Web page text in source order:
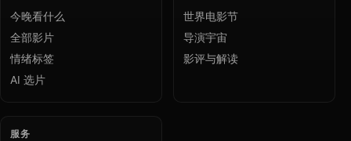
今晚看什么
全部影片
情绪标签
AI 选片
世界电影节
导演宇宙
影评与解读
服务